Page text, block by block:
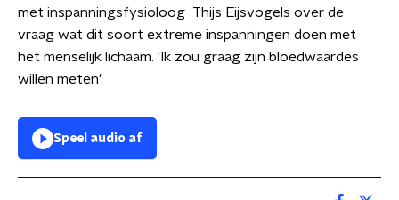
met inspanningsfysioloog Thijs Eijsvogels over de
vraag wat dit soort extreme inspanningen doen met
het menselijk lichaam. 'Ik zou graag zijn bloedwaardes
willen meten'.
Speel audio af